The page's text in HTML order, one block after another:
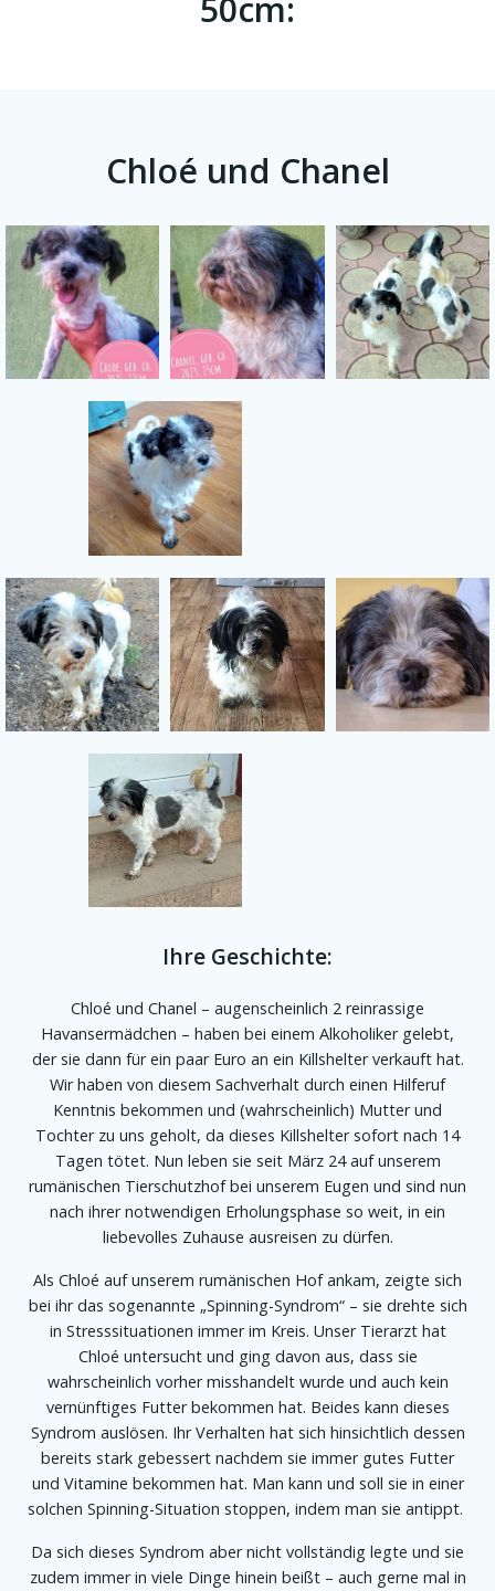
50cm:
Chloé und Chanel
Ihre Geschichte:
Chloé und Chanel – augenscheinlich 2 reinrassige
Havansermädchen – haben bei einem Alkoholiker gelebt,
der sie dann für ein paar Euro an ein Killshelter verkauft hat.
Wir haben von diesem Sachverhalt durch einen Hilferuf
Kenntnis bekommen und (wahrscheinlich) Mutter und
Tochter zu uns geholt, da dieses Killshelter sofort nach 14
Tagen tötet. Nun leben sie seit März 24 auf unserem
rumänischen Tierschutzhof bei unserem Eugen und sind nun
nach ihrer notwendigen Erholungsphase so weit, in ein
liebevolles Zuhause ausreisen zu dürfen.
Als Chloé auf unserem rumänischen Hof ankam, zeigte sich
bei ihr das sogenannte „Spinning-Syndrom“ – sie drehte sich
in Stresssituationen immer im Kreis. Unser Tierarzt hat
Chloé untersucht und ging davon aus, dass sie
wahrscheinlich vorher misshandelt wurde und auch kein
vernünftiges Futter bekommen hat. Beides kann dieses
Syndrom auslösen. Ihr Verhalten hat sich hinsichtlich dessen
bereits stark gebessert nachdem sie immer gutes Futter
und Vitamine bekommen hat. Man kann und soll sie in einer
solchen Spinning-Situation stoppen, indem man sie antippt.
Da sich dieses Syndrom aber nicht vollständig legte und sie
zudem immer in viele Dinge hinein beißt – auch gerne mal in